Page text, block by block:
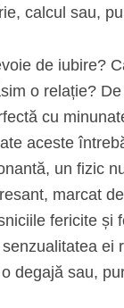
calcul sau,
de iubire?
o relație?
cu
aceste
un fizic
marcat
fericite și
degajă sau,